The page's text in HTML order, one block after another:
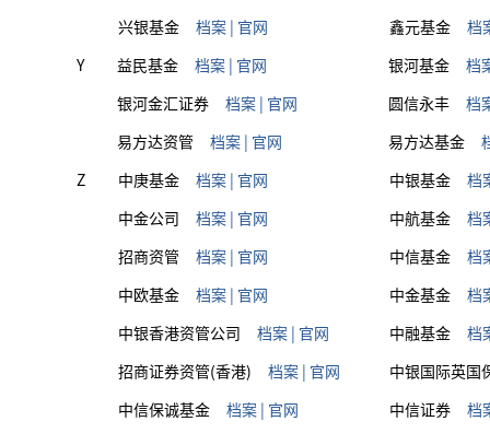
兴银基金
档案 | 官网 鑫元基金
档
Y
益民基金 档案 | 官网 银河基金
档
银河金汇证券
档案 | 官网 圆信永丰
档
易方达资管
档案 | 官网 易方达基金
Z
中庚基金 档案 | 官网 中银基金
档
中金公司
档案 | 官网 中航基金
档
招商资管
档案 | 官网 中信基金
档
中欧基金
档案 | 官网 中金基金
档
中银香港资管公司
档案 | 官网 中融基金
档
招商证券资管(香港)
档案 | 官网
中银国际英国
中信保诚基金
档案 | 官网 中信证券 档